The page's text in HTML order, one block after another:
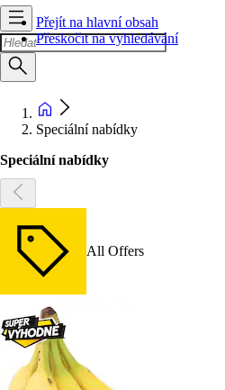
Přejít na hlavní obsah
Přeskočit na vyhledávání
Speciální nabídky
Speciální nabídky
All Offers